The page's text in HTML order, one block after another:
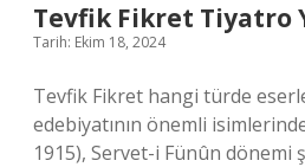
Tevfik Fikret Tiyatro
Tarih: Ekim 18, 2024
Tevfik Fikret hangi türde
edebiyatının önemli
1915), Servet-i Fünûn dönemi